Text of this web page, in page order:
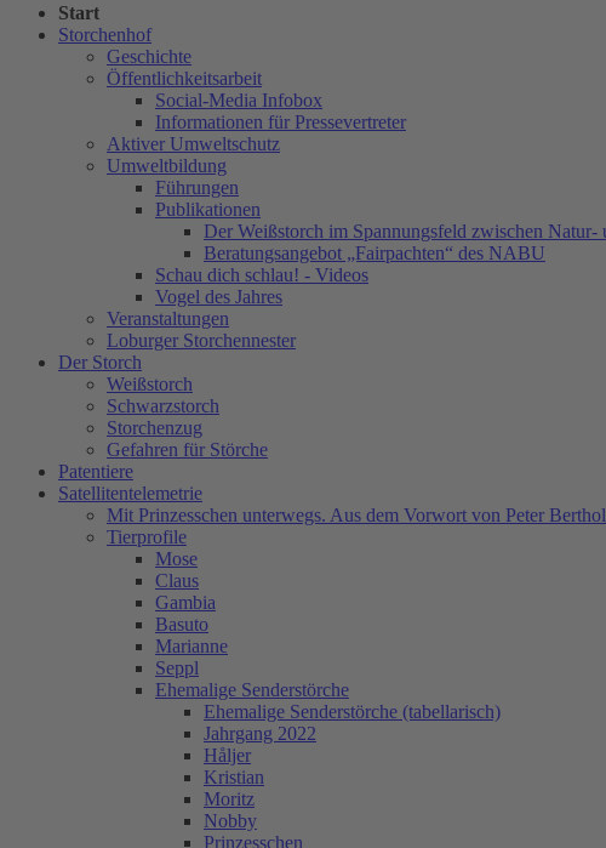
Start
Storchenhof
Geschichte
Öffentlichkeitsarbeit
Social-Media Infobox
Informationen für Pressevertreter
Aktiver Umweltschutz
Umweltbildung
Führungen
Publikationen
Der Weißstorch im Spannungsfeld zwischen Natur-
Beratungsangebot „Fairpachten“ des NABU
Schau dich schlau! - Videos
Vogel des Jahres
Veranstaltungen
Loburger Storchennester
Der Storch
Weißstorch
Schwarzstorch
Storchenzug
Gefahren für Störche
Patentiere
Satellitentelemetrie
Mit Prinzesschen unterwegs. Aus dem Vorwort von Peter
Tierprofile
Mose
Claus
Gambia
Basuto
Marianne
Seppl
Ehemalige Senderstörche
Ehemalige Senderstörche (tabellarisch)
Jahrgang 2022
Håljer
Kristian
Moritz
Nobby
Prinzesschen